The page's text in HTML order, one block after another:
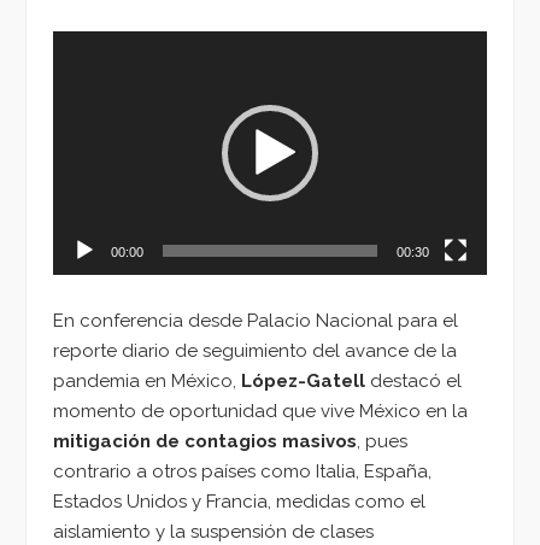
00:00 00:30
En conferencia desde Palacio Nacional para el
reporte diario de seguimiento del avance de la
pandemia en México, López-Gatell destacó el
momento de oportunidad que vive México en la
mitigación de contagios masivos, pues
contrario a otros países como Italia, España,
Estados Unidos y Francia, medidas como el
aislamiento y la suspensión de clases